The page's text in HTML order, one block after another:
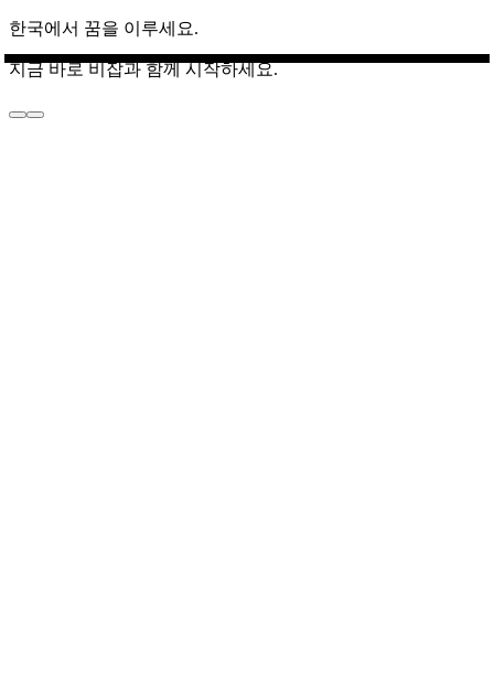
한국에서 꿈을 이루세요.
지금 바로 비잡과 함께 시작하세요.